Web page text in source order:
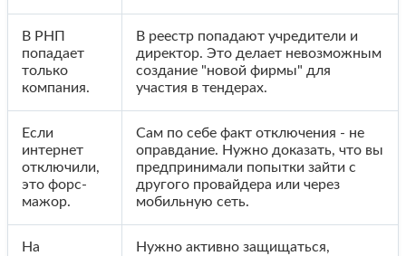
В РНП
попадает
только
компания.
В реестр попадают учредители и
директор. Это делает невозможным
создание "новой фирмы" для
участия в тендерах.
Если
интернет
отключили,
это форс-
мажор.
Сам по себе факт отключения - не
оправдание. Нужно доказать, что вы
предпринимали попытки зайти с
другого провайдера или через
мобильную сеть.
На
Нужно активно защищаться,